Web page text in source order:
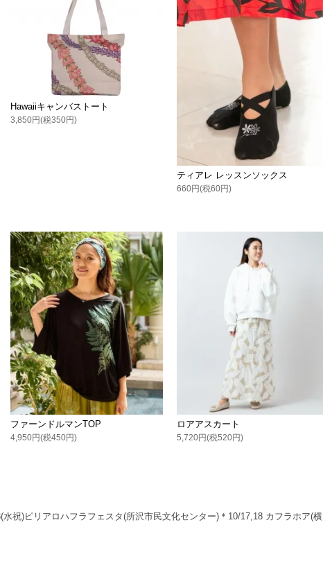
Hawaiiキャンバストート
3,850円(税350円)
ティアレ レッスンソックス
660円(税60円)
ファーンドルマンTOP
4,950円(税450円)
ロアアスカート
5,720円(税520円)
祝)ピリアロハフラフェスタ(所沢市民文化センター)＊10/17,18 カフラホア(横